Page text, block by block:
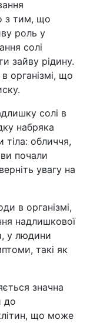
з тим, що
роль у
солі
зайву рідину.
організмі, що
солі в
набряка
тіла: обличчя,
почали
увагу на
в організмі,
надлишкової
у людини
такі як
значна
до
що може